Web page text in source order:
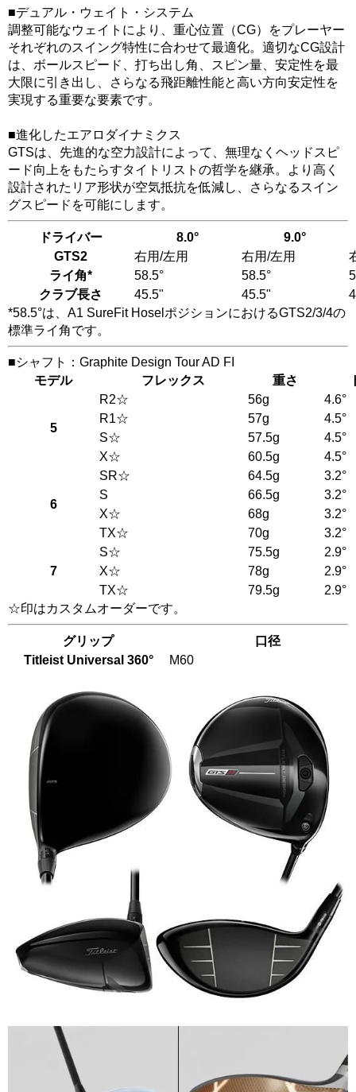
■デュアル・ウェイト・システム
調整可能なウェイトにより、重心位置（CG）をプレーヤー
それぞれのスイング特性に合わせて最適化。適切なCG設計
は、ボールスピード、打ち出し角、スピン量、安定性を最
大限に引き出し、さらなる飛距離性能と高い方向安定性を
実現する重要な要素です。
■進化したエアロダイナミクス
GTSは、先進的な空力設計によって、無理なくヘッドスピ
ード向上をもたらすタイトリストの哲学を継承。より高く
設計されたリア形状が空気抵抗を低減し、さらなるスイン
グスピードを可能にします。
ドライバー 8.0°
9.0°
GTS2
右用/左用 右用/左用
ライ角*
58.5° 58.5°
クラブ長さ
45.5" 45.5"
*58.5°は、A1 SureFit HoselポジションにおけるGTS2/3/4の
標準ライ角です。
■シャフト：Graphite Design Tour AD FI
モデル
フレックス 重さ
5
R2☆ 56g
4.6°
R1☆
57g
4.5°
S☆
57.5g
4.5°
X☆
60.5g 4.5°
6
SR☆ 64.5g
3.2°
S
66.5g
3.2°
X☆
68g
3.2°
TX☆
70g 3.2°
7
S☆ 75.5g
2.9°
X☆
78g
2.9°
TX☆
79.5g
2.9°
☆印はカスタムオーダーです。
グリップ
口径
Titleist Universal 360°
M60